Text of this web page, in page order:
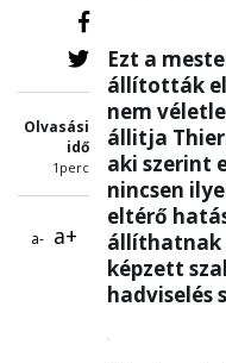
Olvasási
idő
1perc
a- a+
Ezt a
állították
nem
állitja
aki szerint
nincsen
eltérő
állíthatnak
képzett
hadviselés